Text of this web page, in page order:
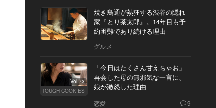
焼き鳥通が熱狂する渋谷の隠れ
家『とり茶太郎』。14年目も予
約困難であり続ける理由
グルメ
Vol.73
TOUGH COOKIES
「今日はたくさん甘えちゃお」
再会した母の無邪気な一言に、
娘が激怒した理由
恋愛 9